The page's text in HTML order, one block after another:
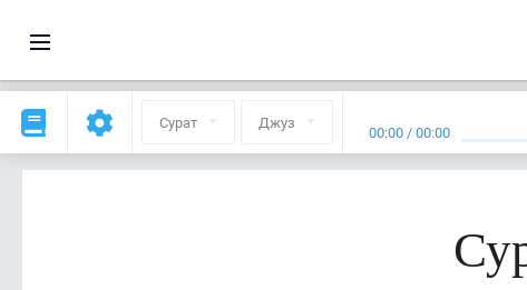
Сурат Джуз 00:00 /00:00